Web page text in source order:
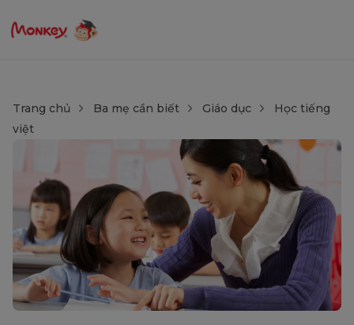
Trang chủ Ba mẹ cần biết Giáo dục
Học tiếng
việt